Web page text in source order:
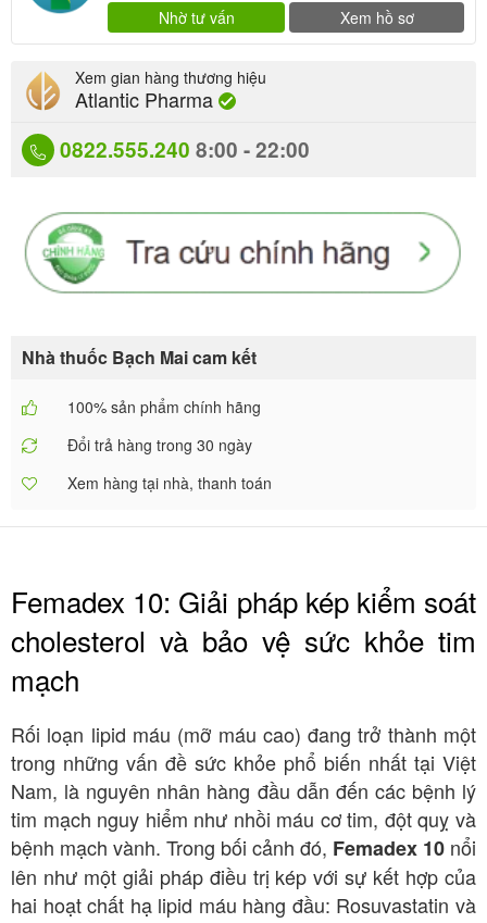
Nhờ tư vấn Xem hồ sơ
0822.555.240 8:00 - 22:00
Xem gian hàng thương hiệu
Atlantic Pharma
Nhà thuốc Bạch Mai cam kết
100% sản phẩm chính hãng
Đổi trả hàng trong 30 ngày
Xem hàng tại nhà, thanh toán
Femadex 10: Giải pháp kép kiểm soát
cholesterol và bảo vệ sức khỏe tim
mạch
Rối loạn lipid máu (mỡ máu cao) đang trở thành một
trong những vấn đề sức khỏe phổ biến nhất tại Việt
Nam, là nguyên nhân hàng đầu dẫn đến các bệnh lý
tim mạch nguy hiểm như nhồi máu cơ tim, đột quỵ và
bệnh mạch vành. Trong bối cảnh đó, Femadex 10 nổi
lên như một giải pháp điều trị kép với sự kết hợp của
hai hoạt chất hạ lipid máu hàng đầu: Rosuvastatin và